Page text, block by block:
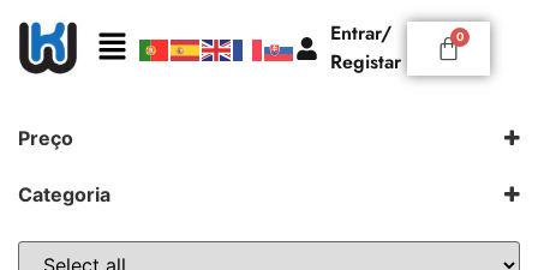
Entrar/
Registar
Preço
Categoria
Ortiz